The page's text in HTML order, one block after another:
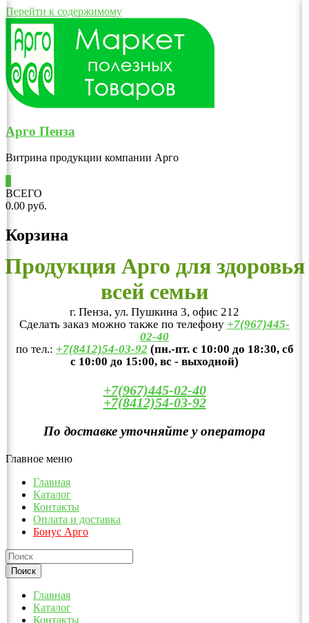
Перейти к содержимому
Арго Пенза
Витрина продукции компании Арго
ВСЕГО
0.00 руб.
Корзина
Продукция Арго для здоровья
всей семьи
г. Пенза, ул. Пушкина 3, офис 212
Сделать заказ можно также по телефону +7(967)445-
02-40
по тел.: +7(8412)54-03-92 (пн.-пт. с 10:00 до 18:30, сб
с 10:00 до 15:00, вс - выходной)
+7(967)445-02-40
+7(8412)54-03-92
По доставке уточняйте у оператора
Главное меню
Главная
Каталог
Контакты
Оплата и доставка
Бонус Арго
Главная
Каталог
Контакты